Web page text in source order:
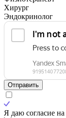
Хирург
Эндокринолог
Отправить
Я даю согласие на